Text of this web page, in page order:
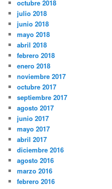
octubre 2018
julio 2018
junio 2018
mayo 2018
abril 2018
febrero 2018
enero 2018
noviembre 2017
octubre 2017
septiembre 2017
agosto 2017
junio 2017
mayo 2017
abril 2017
diciembre 2016
agosto 2016
marzo 2016
febrero 2016